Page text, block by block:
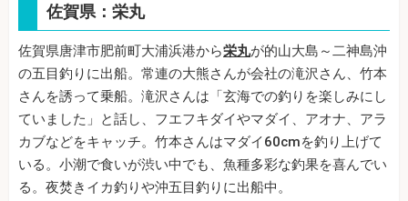
佐賀県：栄丸
佐賀県唐津市肥前町大浦浜港から栄丸が的山大島～二神島沖
の五目釣りに出船。常連の大熊さんが会社の滝沢さん、竹本
さんを誘って乗船。滝沢さんは「玄海での釣りを楽しみにし
ていました」と話し、フエフキダイやマダイ、アオナ、アラ
カブなどをキャッチ。竹本さんはマダイ60cmを釣り上げて
いる。小潮で食いが渋い中でも、魚種多彩な釣果を喜んでい
る。夜焚きイカ釣りや沖五目釣りに出船中。